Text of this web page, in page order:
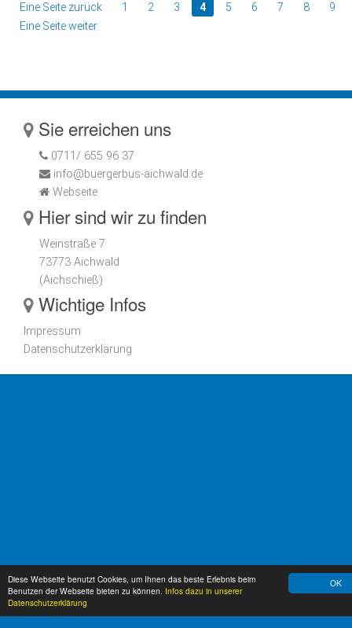
OK
Diese Webseite benutzt Cookies, um Ihnen das beste Erlebnis beim
Benutzen der Webseite bieten zu können. Infos dazu in unserer
Datenschutzerklärung
Eine Seite zurück 1 2 3 4 5 6 7 8
9
Eine Seite weiter
Sie erreichen uns
0711/ 655 96 37
info@buergerbus-aichwald.de
Webseite
Hier sind wir zu finden
Weinstraße 7
73773 Aichwald
(Aichschieß)
Wichtige Infos
Impressum
Datenschutzerklärung